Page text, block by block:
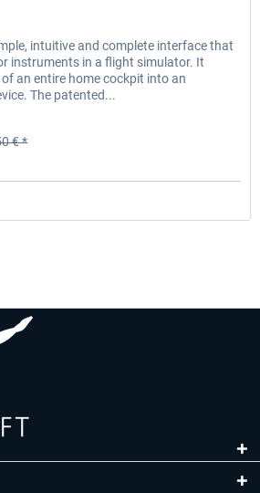
35,99 € *
intuitive and complete interface that
instruments in a flight simulator. It
an entire home cockpit into an
The patented...
€ *